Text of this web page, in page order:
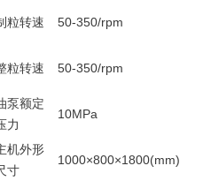
粒转速 50-350/rpm
粒转速 50-350/rpm
泵额定
力
10MPa
机外形
寸
1000×800×1800(mm)